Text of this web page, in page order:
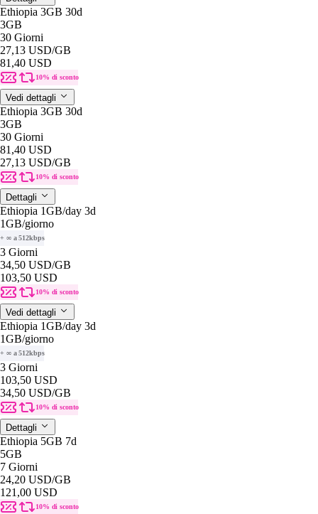
Ethiopia 3GB 30d
3GB
30 Giorni
27,13 USD/GB
81,40 USD
10% di sconto
Vedi dettagli
Ethiopia 3GB 30d
3GB
30 Giorni
81,40 USD
27,13 USD/GB
10% di sconto
Dettagli
Ethiopia 1GB/day 3d
1GB/giorno
+ ∞ a 512kbps
3 Giorni
34,50 USD/GB
103,50 USD
10% di sconto
Vedi dettagli
Ethiopia 1GB/day 3d
1GB/giorno
+ ∞ a 512kbps
3 Giorni
103,50 USD
34,50 USD/GB
10% di sconto
Dettagli
Ethiopia 5GB 7d
5GB
7 Giorni
24,20 USD/GB
121,00 USD
10% di sconto